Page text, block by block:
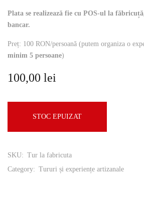
Plata se realizează fie cu POS-ul la
bancar.
Preț: 100 RON/persoană (putem organiza o
minim 5 persoane)
100,00 lei
STOC EPUIZAT
SKU: Tur la fabricuta
Category: Tururi și experiențe artizanale